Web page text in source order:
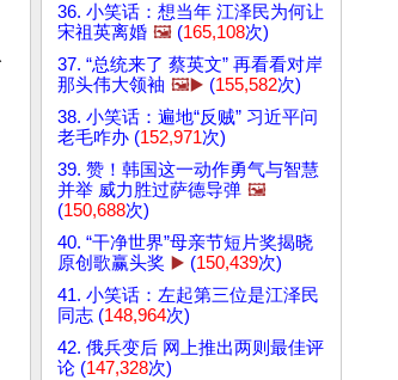
36. 小笑话：想当年 江泽民为何让
宋祖英离婚 🖼️ (165,108次)
37. “总统来了 蔡英文” 再看看对岸
那头伟大领袖 🖼️▶️ (155,582次)
38. 小笑话：遍地“反贼” 习近平问
老毛咋办 (152,971次)
39. 赞！韩国这一动作勇气与智慧
并举 威力胜过萨德导弹 🖼️
(150,688次)
40. “干净世界”母亲节短片奖揭晓
原创歌赢头奖 ▶️ (150,439次)
41. 小笑话：左起第三位是江泽民
同志 (148,964次)
42. 俄兵变后 网上推出两则最佳评
论 (147,328次)